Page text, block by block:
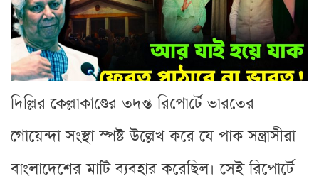
দিল্লির কেল্লাকাণ্ডের তদন্ত রিপোর্টে ভারতের
গোয়েন্দা সংস্থা স্পষ্ট উল্লেখ করে যে পাক সন্ত্রাসীরা
বাংলাদেশের মাটি ব্যবহার করেছিল। সেই রিপোর্টে